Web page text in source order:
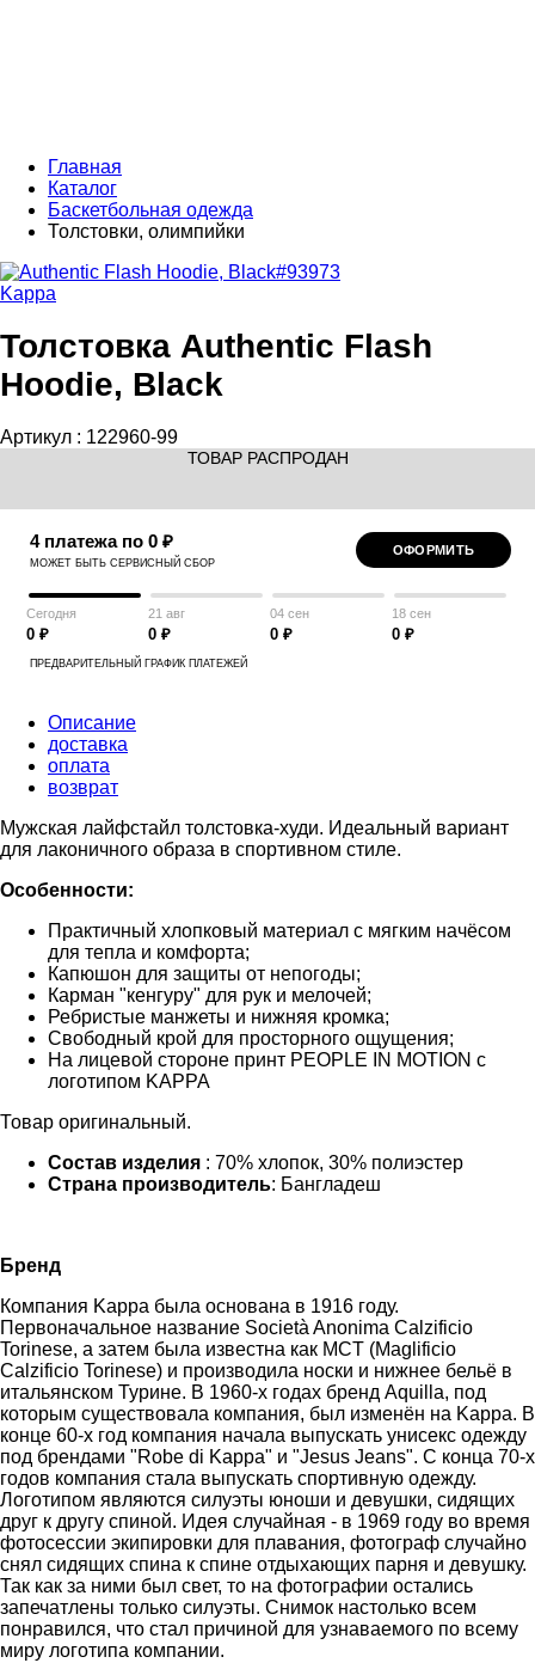
Главная
Каталог
Баскетбольная одежда
Толстовки, олимпийки
Kappa
Толстовка Authentic Flash
Hoodie, Black
Артикул : 122960-99
ТОВАР РАСПРОДАН
4 платежа по 0 ₽
МОЖЕТ БЫТЬ СЕРВИСНЫЙ СБОР
ОФОРМИТЬ
Сегодня
0 ₽
21 авг
0 ₽
04 сен
0 ₽
18 сен
0 ₽
ПРЕДВАРИТЕЛЬНЫЙ ГРАФИК ПЛАТЕЖЕЙ
Описание
доставка
оплата
возврат
Мужская лайфстайл толстовка-худи. Идеальный вариант
для лаконичного образа в спортивном стиле.
Особенности:
Практичный хлопковый материал с мягким начёсом
для тепла и комфорта;
Капюшон для защиты от непогоды;
Карман "кенгуру" для рук и мелочей;
Ребристые манжеты и нижняя кромка;
Свободный крой для просторного ощущения;
На лицевой стороне принт PEOPLE IN MOTION с
логотипом KAPPA
Товар оригинальный.
Состав изделия : 70% хлопок, 30% полиэстер
Страна производитель: Бангладеш
Бренд
Компания Kappa была основана в 1916 году.
Первоначальное название Società Anonima Calzificio
Torinese, а затем была известна как MCT (Maglificio
Calzificio Torinese) и производила носки и нижнее бельё в
итальянском Турине. В 1960-х годах бренд Aquilla, под
которым существовала компания, был изменён на Kappa. В
конце 60-х год компания начала выпускать унисекс одежду
под брендами "Robe di Kappa" и "Jesus Jeans". С конца 70-х
годов компания стала выпускать спортивную одежду.
Логотипом являются силуэты юноши и девушки, сидящих
друг к другу спиной. Идея случайная - в 1969 году во время
фотосессии экипировки для плавания, фотограф случайно
снял сидящих спина к спине отдыхающих парня и девушку.
Так как за ними был свет, то на фотографии остались
запечатлены только силуэты. Снимок настолько всем
понравился, что стал причиной для узнаваемого по всему
миру логотипа компании.